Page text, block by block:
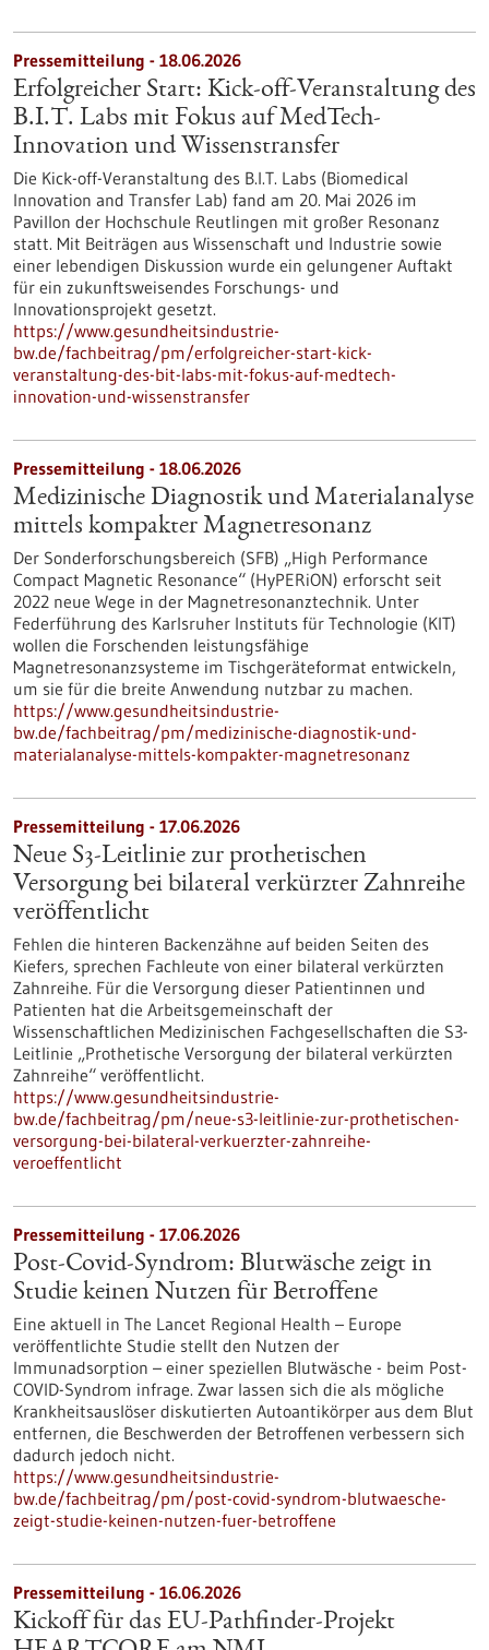
Pressemitteilung - 18.06.2026
Erfolgreicher Start: Kick-off-Veranstaltung des
B.I.T. Labs mit Fokus auf MedTech-
Innovation und Wissenstransfer
Die Kick-off-Veranstaltung des B.I.T. Labs (Biomedical
Innovation and Transfer Lab) fand am 20. Mai 2026 im
Pavillon der Hochschule Reutlingen mit großer Resonanz
statt. Mit Beiträgen aus Wissenschaft und Industrie sowie
einer lebendigen Diskussion wurde ein gelungener Auftakt
für ein zukunftsweisendes Forschungs- und
Innovationsprojekt gesetzt.
https://www.gesundheitsindustrie-
bw.de/fachbeitrag/pm/erfolgreicher-start-kick-
veranstaltung-des-bit-labs-mit-fokus-auf-medtech-
innovation-und-wissenstransfer
Pressemitteilung - 18.06.2026
Medizinische Diagnostik und Materialanalyse
mittels kompakter Magnetresonanz
Der Sonderforschungsbereich (SFB) „High Performance
Compact Magnetic Resonance“ (HyPERiON) erforscht seit
2022 neue Wege in der Magnetresonanztechnik. Unter
Federführung des Karlsruher Instituts für Technologie (KIT)
wollen die Forschenden leistungsfähige
Magnetresonanzsysteme im Tischgeräteformat entwickeln,
um sie für die breite Anwendung nutzbar zu machen.
https://www.gesundheitsindustrie-
bw.de/fachbeitrag/pm/medizinische-diagnostik-und-
materialanalyse-mittels-kompakter-magnetresonanz
Pressemitteilung - 17.06.2026
Neue S3-​Leitlinie zur prothetischen
Versorgung bei bilateral verkürzter Zahnreihe
veröffentlicht
Fehlen die hinteren Backenzähne auf beiden Seiten des
Kiefers, sprechen Fachleute von einer bilateral verkürzten
Zahnreihe. Für die Versorgung dieser Patientinnen und
Patienten hat die Arbeitsgemeinschaft der
Wissenschaftlichen Medizinischen Fachgesellschaften die S3-​
Leitlinie „Prothetische Versorgung der bilateral verkürzten
Zahnreihe“ veröffentlicht.
https://www.gesundheitsindustrie-
bw.de/fachbeitrag/pm/neue-s3-leitlinie-zur-prothetischen-
versorgung-bei-bilateral-verkuerzter-zahnreihe-
veroeffentlicht
Pressemitteilung - 17.06.2026
Post-Covid-Syndrom: Blutwäsche zeigt in
Studie keinen Nutzen für Betroffene
Eine aktuell in The Lancet Regional Health – Europe
veröffentlichte Studie stellt den Nutzen der
Immunadsorption – einer speziellen Blutwäsche - beim Post-
COVID-Syndrom infrage. Zwar lassen sich die als mögliche
Krankheitsauslöser diskutierten Autoantikörper aus dem Blut
entfernen, die Beschwerden der Betroffenen verbessern sich
dadurch jedoch nicht.
https://www.gesundheitsindustrie-
bw.de/fachbeitrag/pm/post-covid-syndrom-blutwaesche-
zeigt-studie-keinen-nutzen-fuer-betroffene
Pressemitteilung - 16.06.2026
Kickoff für das EU-Pathfinder-Projekt